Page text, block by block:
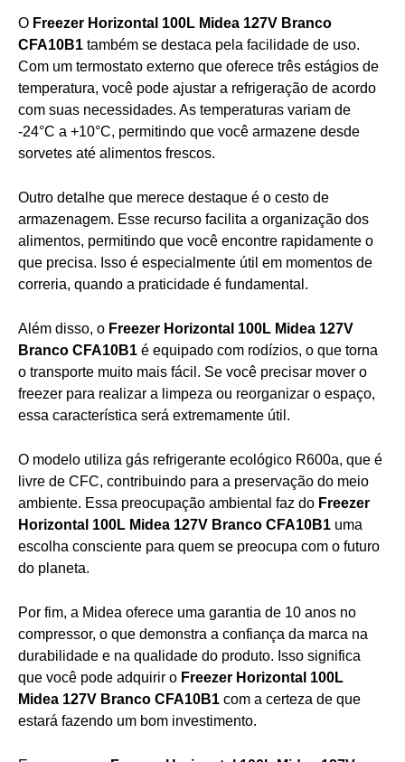
O Freezer Horizontal 100L Midea 127V Branco
CFA10B1 também se destaca pela facilidade de uso.
Com um termostato externo que oferece três estágios de
temperatura, você pode ajustar a refrigeração de acordo
com suas necessidades. As temperaturas variam de
-24°C a +10°C, permitindo que você armazene desde
sorvetes até alimentos frescos.
Outro detalhe que merece destaque é o cesto de
armazenagem. Esse recurso facilita a organização dos
alimentos, permitindo que você encontre rapidamente o
que precisa. Isso é especialmente útil em momentos de
correria, quando a praticidade é fundamental.
Além disso, o Freezer Horizontal 100L Midea 127V
Branco CFA10B1 é equipado com rodízios, o que torna
o transporte muito mais fácil. Se você precisar mover o
freezer para realizar a limpeza ou reorganizar o espaço,
essa característica será extremamente útil.
O modelo utiliza gás refrigerante ecológico R600a, que é
livre de CFC, contribuindo para a preservação do meio
ambiente. Essa preocupação ambiental faz do Freezer
Horizontal 100L Midea 127V Branco CFA10B1 uma
escolha consciente para quem se preocupa com o futuro
do planeta.
Por fim, a Midea oferece uma garantia de 10 anos no
compressor, o que demonstra a confiança da marca na
durabilidade e na qualidade do produto. Isso significa
que você pode adquirir o Freezer Horizontal 100L
Midea 127V Branco CFA10B1 com a certeza de que
estará fazendo um bom investimento.